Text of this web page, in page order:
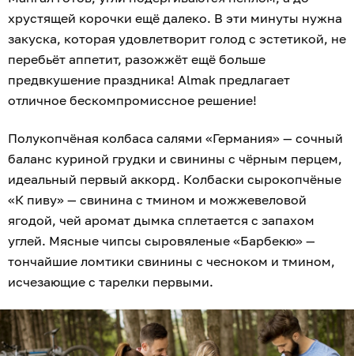
хрустящей корочки ещё далеко. В эти минуты нужна
закуска, которая удовлетворит голод с эстетикой, не
перебьёт аппетит, разожжёт ещё больше
предвкушение праздника! Almak предлагает
отличное бескомпромиссное решение!
Полукопчёная колбаса салями «Германия» — сочный
баланс куриной грудки и свинины с чёрным перцем,
идеальный первый аккорд. Колбаски сырокопчёные
«К пиву» — свинина с тмином и можжевеловой
ягодой, чей аромат дымка сплетается с запахом
углей. Мясные чипсы сыровяленые «Барбекю» —
тончайшие ломтики свинины с чесноком и тмином,
исчезающие с тарелки первыми.